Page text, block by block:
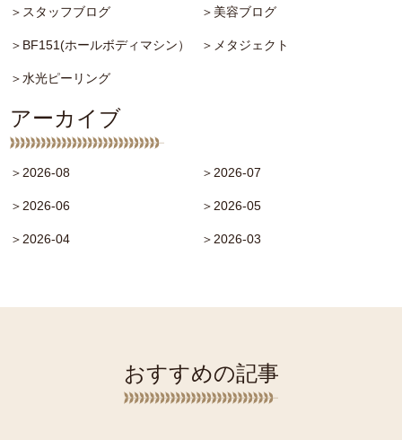
＞スタッフブログ ＞美容ブログ
＞BF151(ホールボディマシン） ＞メタジェクト
＞水光ピーリング
アーカイブ
＞2026-08 ＞2026-07
＞2026-06 ＞2026-05
＞2026-04 ＞2026-03
おすすめの記事